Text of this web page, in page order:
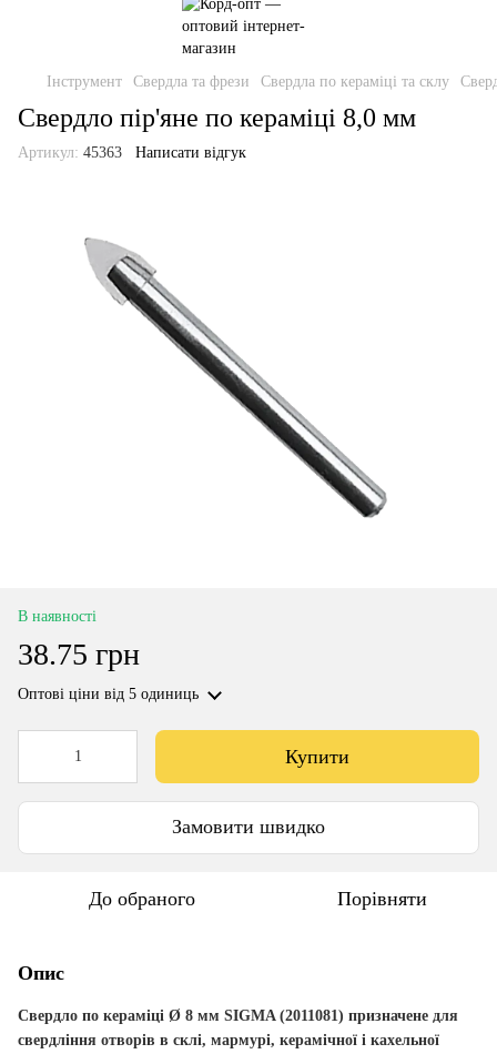
Інструмент Свердла та фрези Свердла по кераміці та склу
Свердло пір'яне по кераміці 8,0 мм
Артикул: 45363 Написати відгук
В наявності
38.75 грн
Оптові ціни від 5 одиниць
Купити
Замовити швидко
До обраного Порівняти
Опис
Свердло по кераміці Ø 8 мм SIGMA (2011081) призначене для
свердління отворів в склі, мармурі, керамічної і кахельної